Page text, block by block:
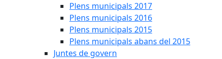
Plens municipals 2017
Plens municipals 2016
Plens municipals 2015
Plens municipals abans del 2015
Juntes de govern